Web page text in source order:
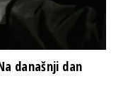
današnji dan